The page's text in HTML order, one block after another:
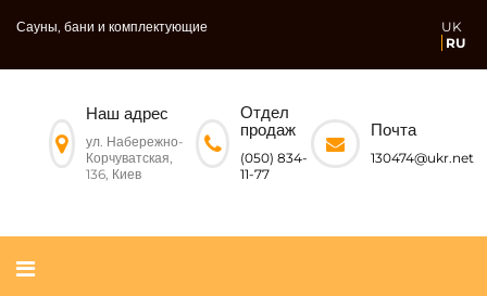
Сауны, бани и комплектующие
UK
RU
Наш адрес
ул. Набережно-
Корчуватская,
136, Киев
Отдел
продаж
(050) 834-
11-77
Почта
130474@ukr.net